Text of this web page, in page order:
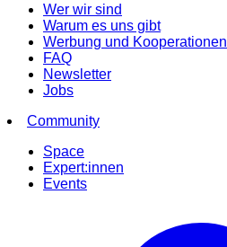
Wer wir sind
Warum es uns gibt
Werbung und Kooperationen
FAQ
Newsletter
Jobs
Community
Space
Expert:innen
Events